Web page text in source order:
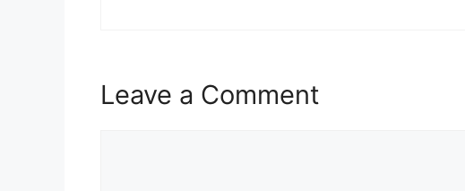
Leave a Comment